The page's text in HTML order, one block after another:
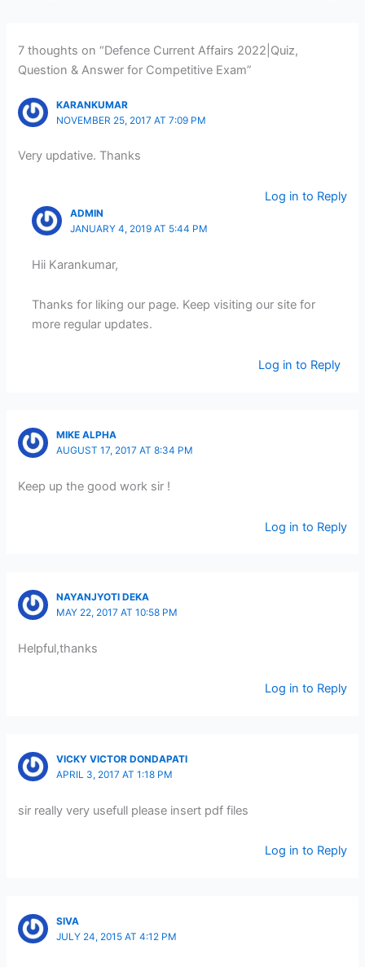
7 thoughts on “Defence Current Affairs 2022|Quiz,
Question & Answer for Competitive Exam”
KARANKUMAR
NOVEMBER 25, 2017 AT 7:09 PM
Very updative. Thanks
Log in to Reply
ADMIN
JANUARY 4, 2019 AT 5:44 PM
Hii Karankumar,
Thanks for liking our page. Keep visiting our site for
more regular updates.
Log in to Reply
MIKE ALPHA
AUGUST 17, 2017 AT 8:34 PM
Keep up the good work sir !
Log in to Reply
NAYANJYOTI DEKA
MAY 22, 2017 AT 10:58 PM
Helpful,thanks
Log in to Reply
VICKY VICTOR DONDAPATI
APRIL 3, 2017 AT 1:18 PM
sir really very usefull please insert pdf files
Log in to Reply
SIVA
JULY 24, 2015 AT 4:12 PM